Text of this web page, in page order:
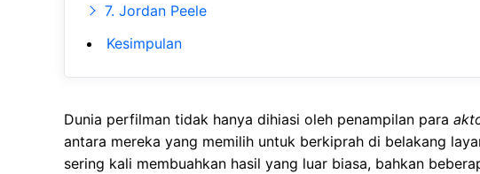
7. Jordan Peele
Kesimpulan
Dunia perfilman tidak hanya dihiasi oleh penampilan para
antara mereka yang memilih untuk berkiprah di belakang
sering kali membuahkan hasil yang luar biasa, bahkan